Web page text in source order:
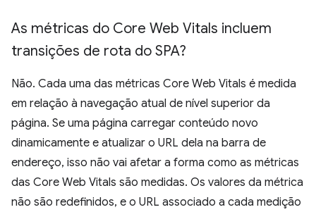
As métricas do Core Web Vitals incluem
transições de rota do SPA?
Não. Cada uma das métricas Core Web Vitals é medida
em relação à navegação atual de nível superior da
página. Se uma página carregar conteúdo novo
dinamicamente e atualizar o URL dela na barra de
endereço, isso não vai afetar a forma como as métricas
das Core Web Vitals são medidas. Os valores da métrica
não são redefinidos, e o URL associado a cada medição